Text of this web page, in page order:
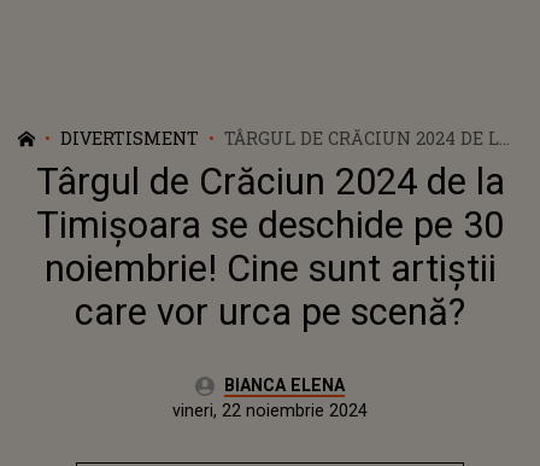
DIVERTISMENT
TÂRGUL DE CRĂCIUN 2024 DE LA
TIMIȘOARA SE DESCHIDE PE 30
NOIEMBRIE! CINE SUNT ARTIȘTII
CARE VOR URCA PE SCENĂ?
Târgul de Crăciun 2024 de la
Timișoara se deschide pe 30
noiembrie! Cine sunt artiștii
care vor urca pe scenă?
Autor:BIANCA ELENA
Publicat:
vineri, 22 noiembrie 2024